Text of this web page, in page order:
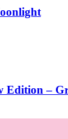
Edition –